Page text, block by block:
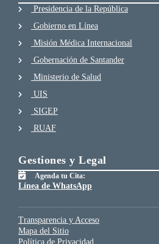
Presidencia de la República
Gobierno en Línea
Misión Médica Internacional
Gobernación de Santander
Ministerio de Salud
UIS
SIGEP
RUAF
Gestiones y Legal
Agenda tu Cita:
Línea de WhatsApp
Transparencia y Acceso
Mapa del Sitio
Política de Privacidad